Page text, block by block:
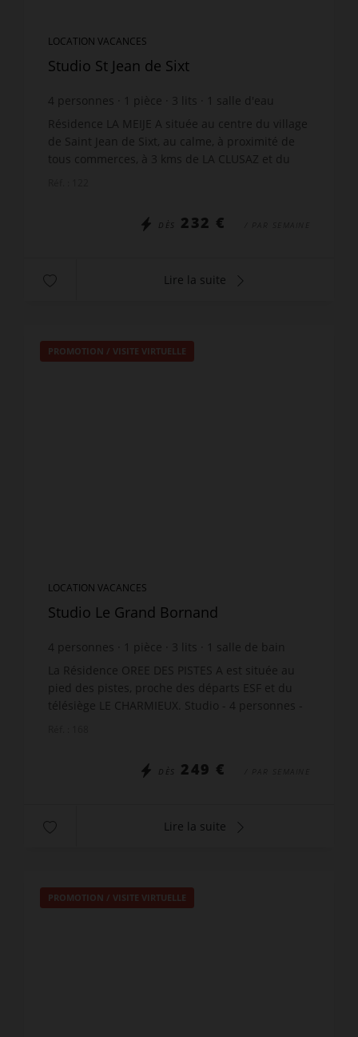
LOCATION VACANCES
Studio St Jean de Sixt
4 personnes pièce 3 lits
salle d'eau
Résidence LA MEIJE A située au centre du village
de Saint Jean de Sixt, au calme, à proximité de
tous commerces, à 3 kms de LA CLUSAZ et du
DÈS 232 € / PAR SEMAINE
Lire la suite
PROMOTION / VISITE VIRTUELLE
LOCATION VACANCES
Studio Le Grand Bornand
4 personnes pièce 3 lits
salle de bain
La Résidence OREE DES PISTES A est située au
pied des pistes, proche des départs ESF et du
télésiège LE CHARMIEUX. Studio - 4 personnes -
DÈS 249 € / PAR SEMAINE
Lire la suite
PROMOTION / VISITE VIRTUELLE